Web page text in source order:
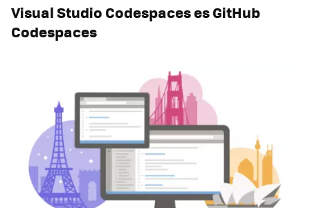
Visual Studio Codespaces es GitHub
Codespaces